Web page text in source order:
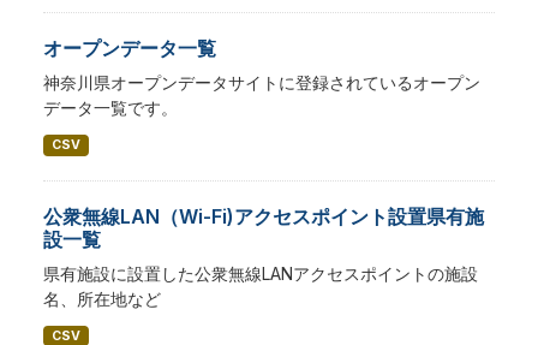
オープンデータ一覧
神奈川県オープンデータサイトに登録されているオープン
データ一覧です。
CSV
公衆無線LAN（Wi-Fi)アクセスポイント設置県有施
設一覧
県有施設に設置した公衆無線LANアクセスポイントの施設
名、所在地など
CSV